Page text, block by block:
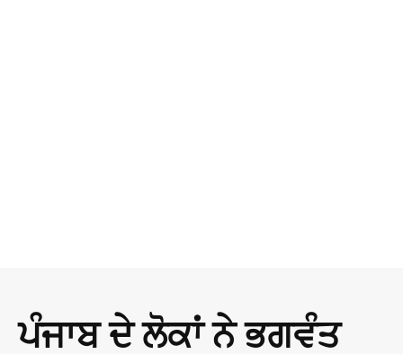
ਪੰਜਾਬ ਦੇ ਲੋਕਾਂ ਨੇ ਭਗਵੰਤ